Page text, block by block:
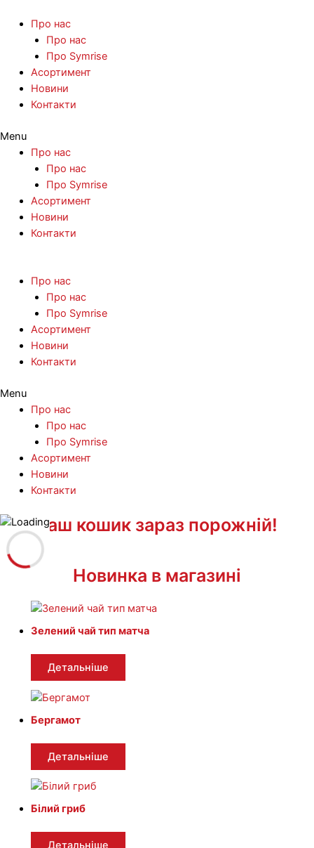
Про нас
Про нас
Про Symrise
Асортимент
Новини
Контакти
Menu
Про нас
Про нас
Про Symrise
Асортимент
Новини
Контакти
Про нас
Про нас
Про Symrise
Асортимент
Новини
Контакти
Menu
Про нас
Про нас
Про Symrise
Асортимент
Новини
Контакти
Перейти
до
вмісту
Ваш кошик зараз порожній!
Новинка в магазині
Зелений чай тип матча
Детальніше
Бергамот
Детальніше
Білий гриб
Детальніше